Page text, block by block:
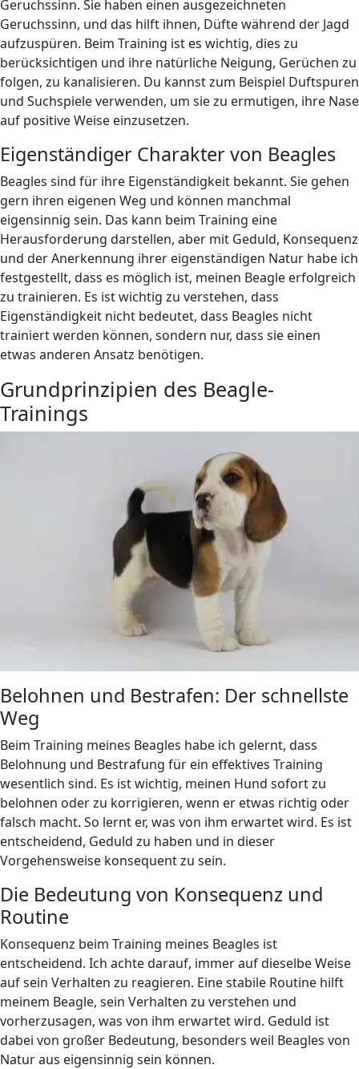
Geruchssinn. Sie haben einen ausgezeichneten
Geruchssinn, und das hilft ihnen, Düfte während der Jagd
aufzuspüren. Beim Training ist es wichtig, dies zu
berücksichtigen und ihre natürliche Neigung, Gerüchen zu
folgen, zu kanalisieren. Du kannst zum Beispiel Duftspuren
und Suchspiele verwenden, um sie zu ermutigen, ihre Nase
auf positive Weise einzusetzen.
Eigenständiger Charakter von Beagles
Beagles sind für ihre Eigenständigkeit bekannt. Sie gehen
gern ihren eigenen Weg und können manchmal
eigensinnig sein. Das kann beim Training eine
Herausforderung darstellen, aber mit Geduld, Konsequenz
und der Anerkennung ihrer eigenständigen Natur habe ich
festgestellt, dass es möglich ist, meinen Beagle erfolgreich
zu trainieren. Es ist wichtig zu verstehen, dass
Eigenständigkeit nicht bedeutet, dass Beagles nicht
trainiert werden können, sondern nur, dass sie einen
etwas anderen Ansatz benötigen.
Grundprinzipien des Beagle-
Trainings
Belohnen und Bestrafen: Der schnellste
Weg
Beim Training meines Beagles habe ich gelernt, dass
Belohnung und Bestrafung für ein effektives Training
wesentlich sind. Es ist wichtig, meinen Hund sofort zu
belohnen oder zu korrigieren, wenn er etwas richtig oder
falsch macht. So lernt er, was von ihm erwartet wird. Es ist
entscheidend, Geduld zu haben und in dieser
Vorgehensweise konsequent zu sein.
Die Bedeutung von Konsequenz und
Routine
Konsequenz beim Training meines Beagles ist
entscheidend. Ich achte darauf, immer auf dieselbe Weise
auf sein Verhalten zu reagieren. Eine stabile Routine hilft
meinem Beagle, sein Verhalten zu verstehen und
vorherzusagen, was von ihm erwartet wird. Geduld ist
dabei von großer Bedeutung, besonders weil Beagles von
Natur aus eigensinnig sein können.